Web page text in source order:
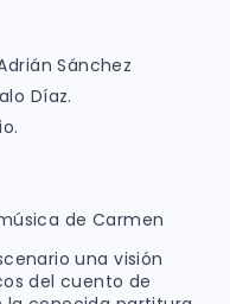
Sánchez
Díaz.
de Carmen
una visión
del cuento de